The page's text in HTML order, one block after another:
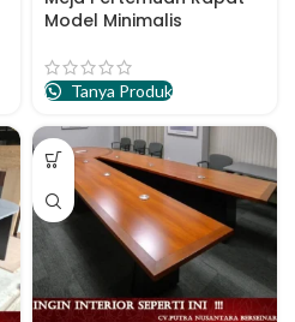
Model Minimalis
Tanya Produk